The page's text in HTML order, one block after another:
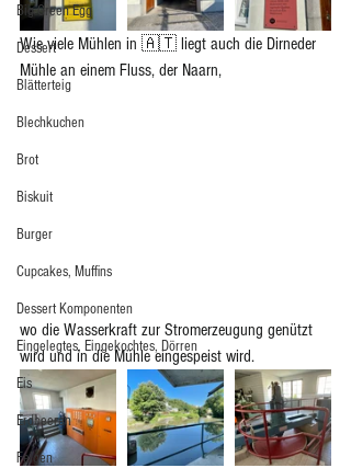
Big Green Egg
Dessert
Blätterteig
Blechkuchen
Brot
Biskuit
Burger
Cupcakes, Muffins
Dessert Komponenten
Eingelegtes, Eingekochtes, Dörren
Eis
Erdbeeren
Feigen
Wie viele Mühlen in 🇦🇹 liegt auch die Dirneder
Mühle an einem Fluss, der Naarn,
wo die Wasserkraft zur Stromerzeugung genützt
wird und in die Mühle eingespeist wird.